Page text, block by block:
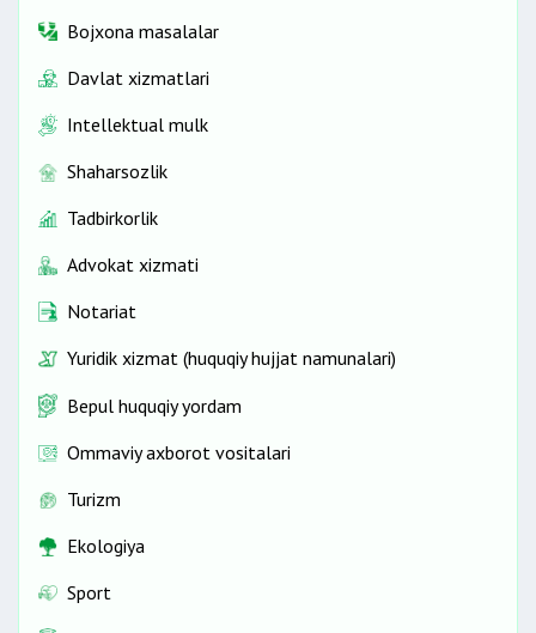
Bojxona masalalar
Davlat xizmatlari
Intellektual mulk
Shaharsozlik
Tadbirkorlik
Advokat xizmati
Notariat
Yuridik xizmat (huquqiy hujjat namunalari)
Bepul huquqiy yordam
Ommaviy axborot vositalari
Turizm
Ekologiya
Sport